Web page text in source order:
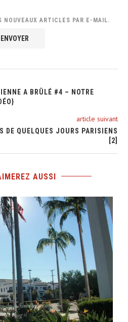
NOUVEAUX ARTICLES PAR E-MAIL.
A BRÛLÉ #4 – NOTRE
article suivant
DE QUELQUES JOURS PARISIENS
[2]
AUSSI